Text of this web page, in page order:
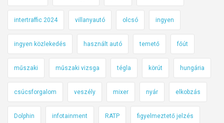
intertraffic 2024 villanyautó olcsó ingyen
ingyen közlekedés használt autó temető főút
műszaki műszaki vizsga tégla körút hungária
csúcsforgalom veszély mixer nyár elkobzás
Dolphin infotainment RATP figyelmeztető jelzés